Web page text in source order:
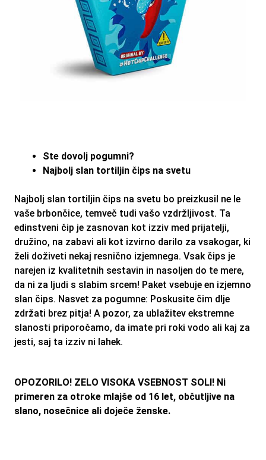
Ste dovolj pogumni?
Najbolj slan tortiljin čips na svetu
Najbolj slan tortiljin čips na svetu bo preizkusil ne le
vaše brbončice, temveč tudi vašo vzdržljivost. Ta
edinstveni čip je zasnovan kot izziv med prijatelji,
družino, na zabavi ali kot izvirno darilo za vsakogar, ki
želi doživeti nekaj resnično izjemnega. Vsak čips je
narejen iz kvalitetnih sestavin in nasoljen do te mere,
da ni za ljudi s slabim srcem! Paket vsebuje en izjemno
slan čips. Nasvet za pogumne: Poskusite čim dlje
zdržati brez pitja! A pozor, za ublažitev ekstremne
slanosti priporočamo, da imate pri roki vodo ali kaj za
jesti, saj ta izziv ni lahek.
OPOZORILO! ZELO VISOKA VSEBNOST SOLI! Ni
primeren za otroke mlajše od 16 let, občutljive na
slano, nosečnice ali doječe ženske.